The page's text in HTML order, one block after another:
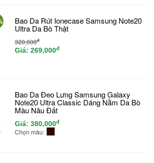
Bao Da Rút Ionecase Samsung Note20
Ultra Da Bò Thật
320,000đ
Giá: 269,000đ
Bao Da Đeo Lưng Samsung Galaxy
Note20 Ultra Classic Dáng Nằm Da Bò
Màu Nâu Đất
Giá: 380,000đ
Chọn màu: